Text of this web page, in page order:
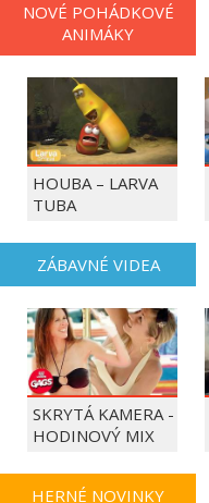
NOVÉ POHÁDKOVÉ
ANIMÁKY
HOUBA – LARVA
TUBA
ZÁBAVNÉ VIDEA
SKRYTÁ KAMERA -
HODINOVÝ MIX
HERNÉ NOVINKY